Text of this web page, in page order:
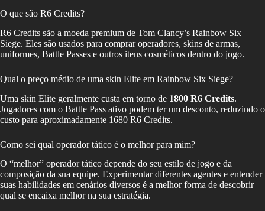
O que são R6 Credits?
R6 Credits são a moeda premium de Tom Clancy’s Rainbow Six
Siege. Eles são usados para comprar operadores, skins de armas,
uniformes, Battle Passes e outros itens cosméticos dentro do jogo.
Qual o preço médio de uma skin Elite em Rainbow Six Siege?
Uma skin Elite geralmente custa em torno de 1800 R6 Credits.
Jogadores com o Battle Pass ativo podem ter um desconto, reduzindo o
custo para aproximadamente 1680 R6 Credits.
Como sei qual operador tático é o melhor para mim?
O “melhor” operador tático depende do seu estilo de jogo e da
composição da sua equipe. Experimentar diferentes agentes e entender
suas habilidades em cenários diversos é a melhor forma de descobrir
qual se encaixa melhor na sua estratégia.